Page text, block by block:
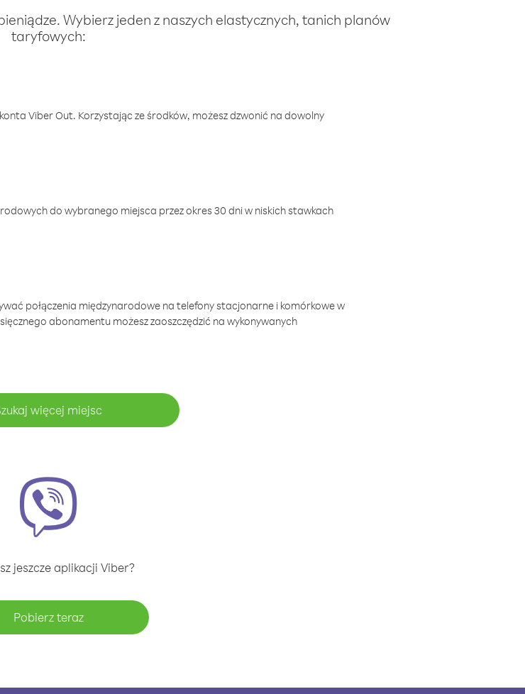
Wybierz jeden z naszych elastycznych, tanich planów
taryfowych:
Viber Out. Korzystając ze środków, możesz dzwonić na dowolny
do wybranego miejsca przez okres 30 dni w niskich stawkach
połączenia międzynarodowe na telefony stacjonarne i komórkowe w
abonamentu możesz zaoszczędzić na wykonywanych
więcej miejsc
jeszcze aplikacji Viber?
Pobierz teraz